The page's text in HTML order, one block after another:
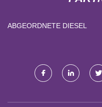
ABGEORDNETE DIESEL